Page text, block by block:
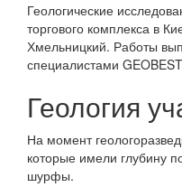
Геологические
торгового комплекса в
Хмельницкий. Работы
специалистами
Геология
На момент
которые имели глубину
шурфы.